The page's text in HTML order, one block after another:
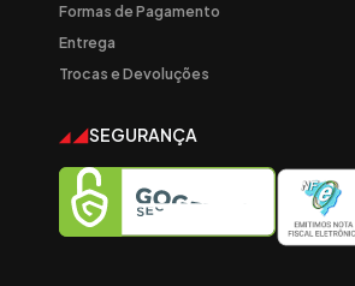
Formas de Pagamento
Entrega
Trocas e Devoluções
SEGURANÇA